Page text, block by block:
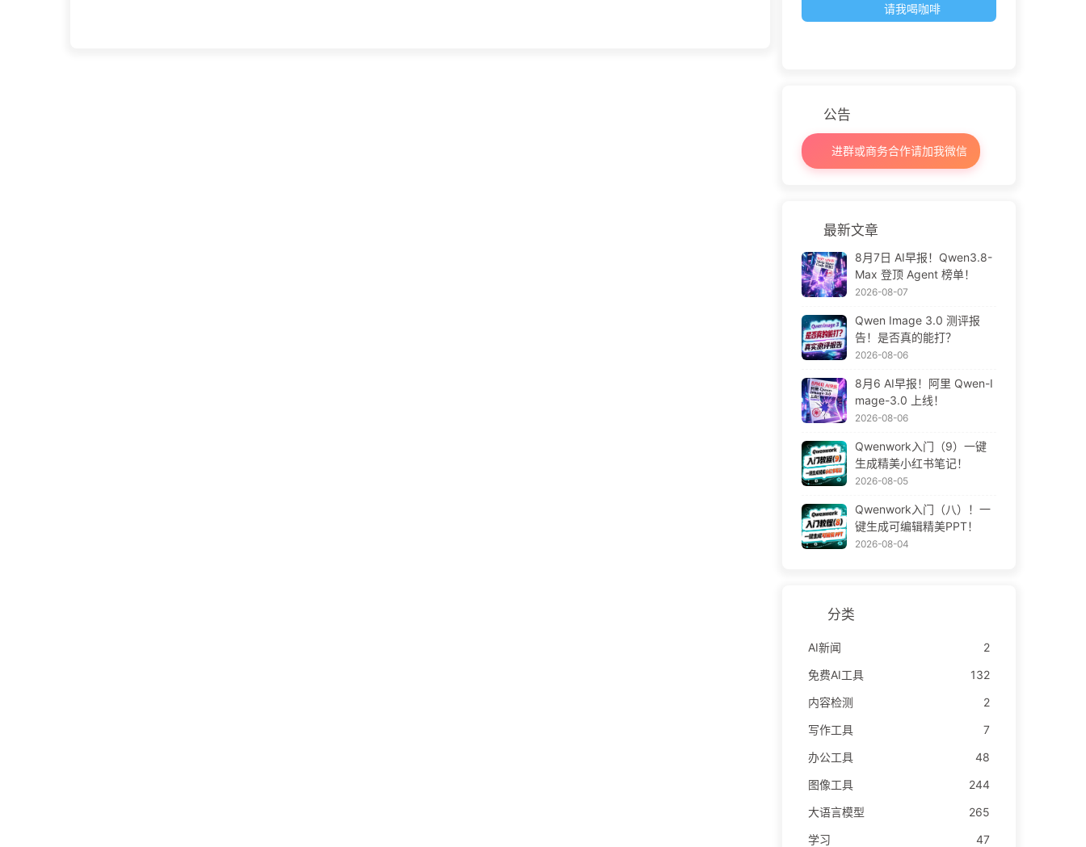
请我喝咖啡
公告
进群或商务合作请加我微信
最新文章
8月7日 AI早报！Qwen3.8-
Max 登顶 Agent 榜单！
2026-08-07
Qwen Image 3.0 测评报
告！是否真的能打？
2026-08-06
8月6 AI早报！阿里 Qwen-I
mage-3.0 上线！
2026-08-06
Qwenwork入门（9）一键
生成精美小红书笔记！
2026-08-05
Qwenwork入门（八）！一
键生成可编辑精美PPT！
2026-08-04
分类
AI新闻
2
免费AI工具
132
内容检测
2
写作工具
7
办公工具
48
图像工具
244
大语言模型
265
学习
47